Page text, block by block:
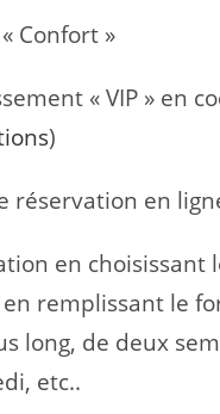
Confort »
« VIP » en
)
réservation en
en choisissant
remplissant le
long, de deux
etc..